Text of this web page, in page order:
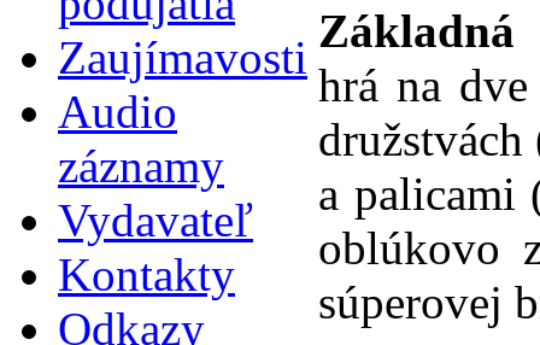
Zaujímavosti
Audio
záznamy
Vydavateľ
Kontakty
Odkazy
hrá na
a palicami
oblúkovo
súperovej